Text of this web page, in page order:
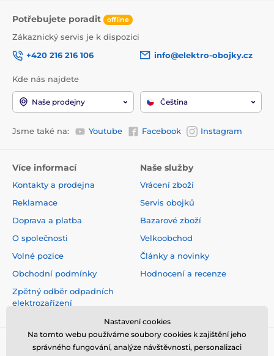
Potřebujete poradit offline
Zákaznický servis je k dispozici
+420 216 216 106
info@elektro-obojky.cz
Kde nás najdete
Naše prodejny Čeština
Jsme také na: Youtube Facebook Instagram
Více informací
Kontakty a prodejna
Reklamace
Doprava a platba
O společnosti
Volné pozice
Obchodní podmínky
Zpětný odběr odpadních
elektrozařízení
Naše služby
Vrácení zboží
Servis obojků
Bazarové zboží
Velkoobchod
Články a novinky
Hodnocení a recenze
Nastavení cookies
Na tomto webu používáme soubory cookies k zajištění jeho
správného fungování, analýze návštěvnosti, personalizaci